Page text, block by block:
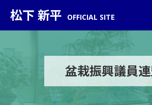
松下 新平 OFFICIAL SITE
盆栽振興議員